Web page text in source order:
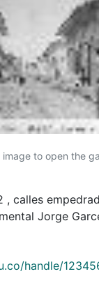
image to open the
, calles
Jorge
handle/